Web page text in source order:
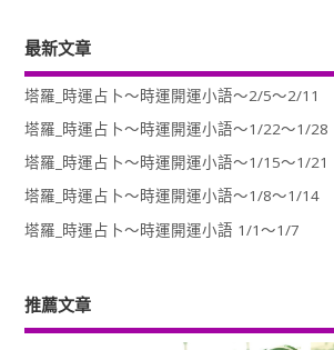
最新文章
塔羅_時運占卜～時運開運小語～2/5～2/11
塔羅_時運占卜～時運開運小語～1/22～1/28
塔羅_時運占卜～時運開運小語～1/15～1/21
塔羅_時運占卜～時運開運小語～1/8～1/14
塔羅_時運占卜～時運開運小語 1/1～1/7
推薦文章